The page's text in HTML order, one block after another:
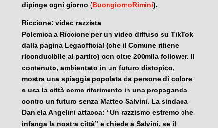
dipinge ogni giorno (BuongiornoRimini).
Riccione: video razzista
Polemica a Riccione per un video diffuso su TikTok
dalla pagina Legaofficial (che il Comune ritiene
riconducibile al partito) con oltre 200mila follower. Il
contenuto, ambientato in un futuro distopico,
mostra una spiaggia popolata da persone di colore
e usa la città come riferimento in una propaganda
contro un futuro senza Matteo Salvini. La sindaca
Daniela Angelini attacca: “Un razzismo estremo che
infanga la nostra città” e chiede a Salvini, se il